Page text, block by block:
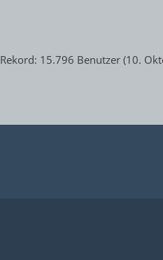
Rekord: 15.796 Benutzer (10.